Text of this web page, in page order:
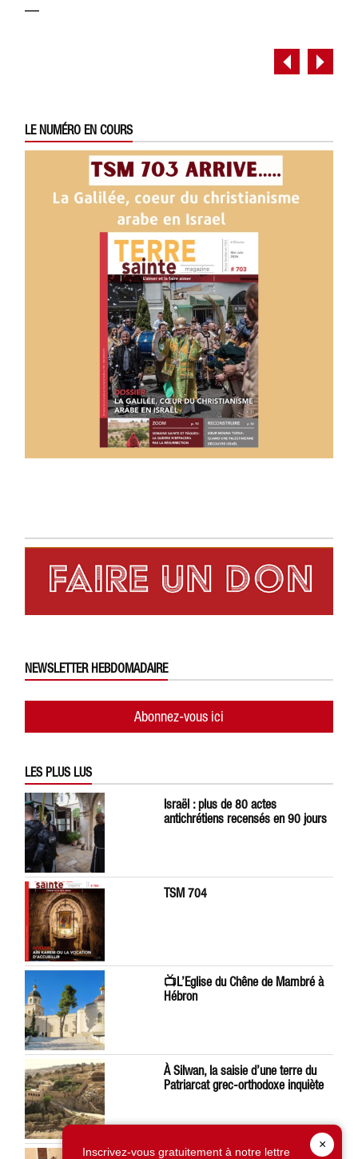
—
LE NUMÉRO EN COURS
NEWSLETTER HEBDOMADAIRE
Abonnez-vous ici
LES PLUS LUS
Israël : plus de 80 actes
antichrétiens recensés en 90 jours
TSM 704
📺L’Eglise du Chêne de Mambré à
Hébron
À Silwan, la saisie d’une terre du
Patriarcat grec-orthodoxe inquiète
×
Inscrivez-vous gratuitement à notre lettre